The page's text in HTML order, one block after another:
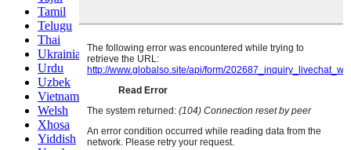
Tamil
Telugu
Thai
Ukrainian
Urdu
Uzbek
Vietnamese
Welsh
Xhosa
Yiddish